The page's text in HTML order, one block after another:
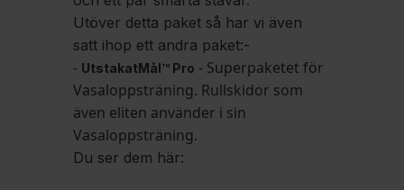
Utöver detta paket så har vi även
satt ihop ett andra paket:-
- UtstakatMål™ Pro - Superpaketet för
Vasaloppsträning. Rullskidor som
även eliten använder i sin
Vasaloppsträning.
Du ser dem här: